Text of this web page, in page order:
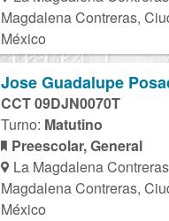
Magdalena Contreras,
México
Jose Guadalupe
CCT 09DJN0070T
Turno: Matutino
Preescolar, General
La Magdalena
Magdalena Contreras,
México